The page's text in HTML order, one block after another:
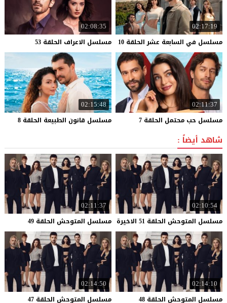
02:17:19
مسلسل في السابعة عشر الحلقة 10
02:08:35
مسلسل الاعراف الحلقة 53
02:11:37
مسلسل حب محتمل الحلقة 7
02:15:48
مسلسل قانون الطبيعة الحلقة 8
شاهد أيضاً :
02:10:54
مسلسل المتوحش الحلقة 51 الاخيرة
02:11:37
مسلسل المتوحش الحلقة 49
02:14:10
مسلسل المتوحش الحلقة 48
02:14:50
مسلسل المتوحش الحلقة 47